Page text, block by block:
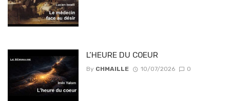
L’HEURE DU COEUR
By CHMAILLE 10/07/2026 0